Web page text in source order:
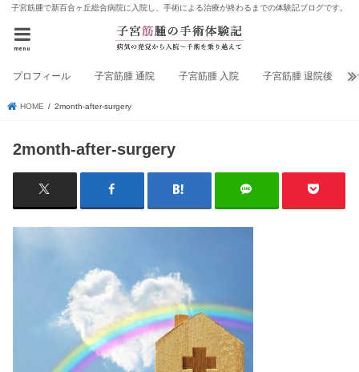
子宮筋腫で新百合ヶ丘総合病院に入院し、手術による治療が終わるまでの体験記ブログです。
menu
プロフィール 子宮筋腫 通院 子宮筋腫 入院 子宮筋腫 退院後
HOME 2month-after-surgery
2month-after-surgery